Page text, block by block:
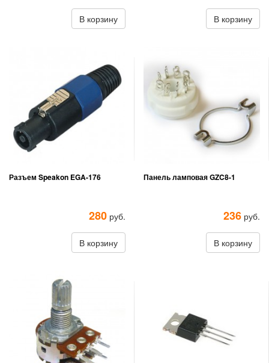
В корзину В корзину
Разъем Speakon EGA-176
280 руб.
В корзину
Панель ламповая GZC8-1
236 руб.
В корзину